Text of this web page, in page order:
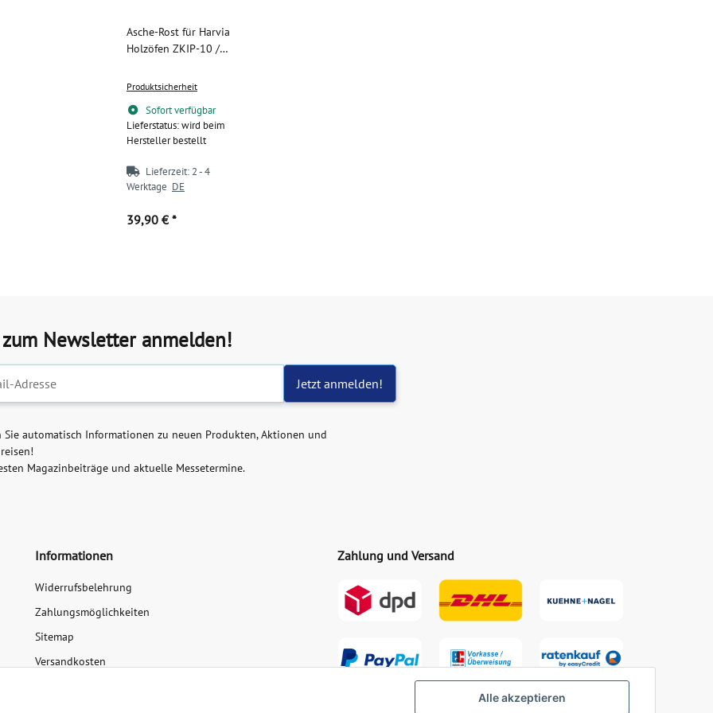
Alle akzeptieren
Asche-Rost für Harvia
Holzöfen ZKIP-10 /
Produktsicherheit
Sofort verfügbar
Lieferstatus: wird beim
Hersteller bestellt
Lieferzeit: 2 - 4
Werktage DE
39,90 € *
zum Newsletter anmelden!
Jetzt anmelden!
Sie automatisch Informationen zu neuen Produkten, Aktionen und
Magazinbeiträge und aktuelle Messetermine.
Informationen
Widerrufsbelehrung
Zahlungsmöglichkeiten
Sitemap
Versandkosten
Zahlung und Versand